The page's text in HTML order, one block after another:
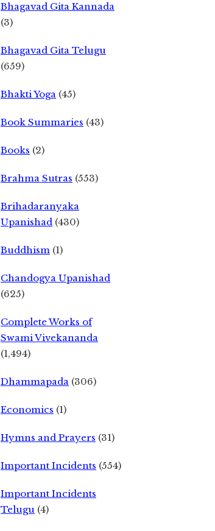
Bhagavad Gita Kannada
(3)
Bhagavad Gita Telugu
(659)
Bhakti Yoga (45)
Book Summaries (43)
Books (2)
Brahma Sutras (553)
Brihadaranyaka
Upanishad (430)
Buddhism (1)
Chandogya Upanishad
(625)
Complete Works of
Swami Vivekananda
(1,494)
Dhammapada (306)
Economics (1)
Hymns and Prayers (31)
Important Incidents (554)
Important Incidents
Telugu (4)